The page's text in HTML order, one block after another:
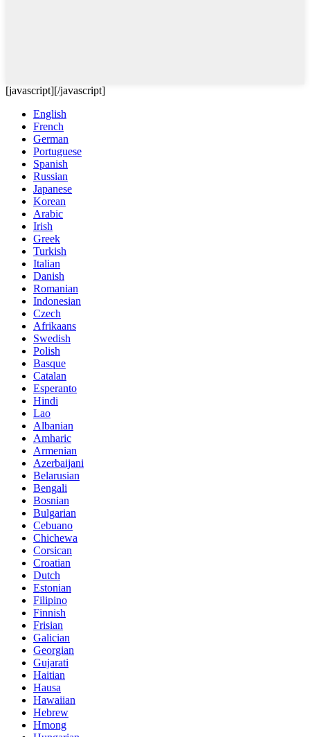
[javascript][/javascript]
English
French
German
Portuguese
Spanish
Russian
Japanese
Korean
Arabic
Irish
Greek
Turkish
Italian
Danish
Romanian
Indonesian
Czech
Afrikaans
Swedish
Polish
Basque
Catalan
Esperanto
Hindi
Lao
Albanian
Amharic
Armenian
Azerbaijani
Belarusian
Bengali
Bosnian
Bulgarian
Cebuano
Chichewa
Corsican
Croatian
Dutch
Estonian
Filipino
Finnish
Frisian
Galician
Georgian
Gujarati
Haitian
Hausa
Hawaiian
Hebrew
Hmong